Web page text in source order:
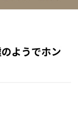
ようでホン